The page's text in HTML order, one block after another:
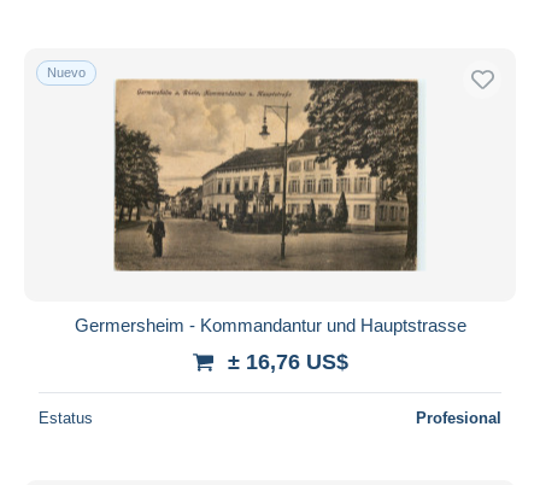
Nuevo
Germersheim - Kommandantur und Hauptstrasse
± 16,76 US$
Estatus Profesional